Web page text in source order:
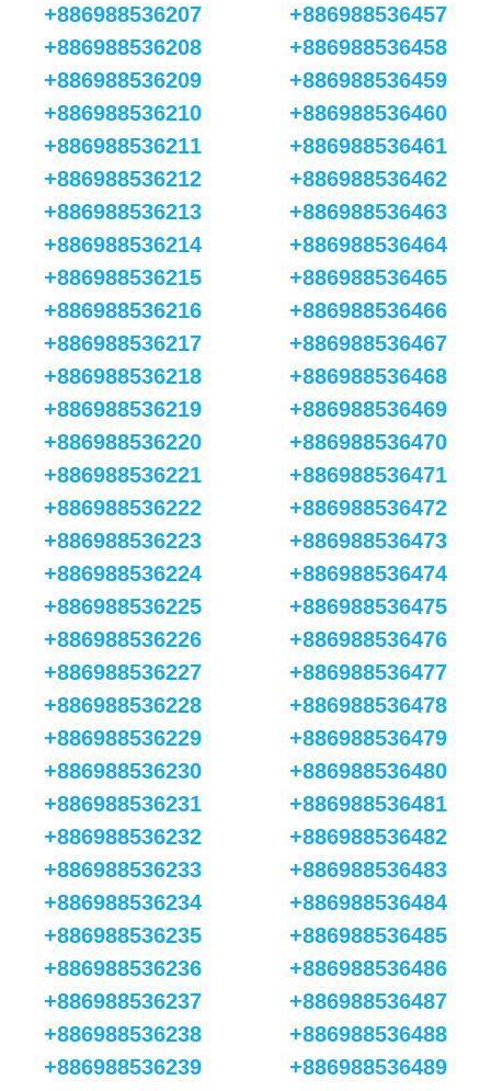
+886988536207
+886988536208
+886988536209
+886988536210
+886988536211
+886988536212
+886988536213
+886988536214
+886988536215
+886988536216
+886988536217
+886988536218
+886988536219
+886988536220
+886988536221
+886988536222
+886988536223
+886988536224
+886988536225
+886988536226
+886988536227
+886988536228
+886988536229
+886988536230
+886988536231
+886988536232
+886988536233
+886988536234
+886988536235
+886988536236
+886988536237
+886988536238
+886988536239
+886988536457
+886988536458
+886988536459
+886988536460
+886988536461
+886988536462
+886988536463
+886988536464
+886988536465
+886988536466
+886988536467
+886988536468
+886988536469
+886988536470
+886988536471
+886988536472
+886988536473
+886988536474
+886988536475
+886988536476
+886988536477
+886988536478
+886988536479
+886988536480
+886988536481
+886988536482
+886988536483
+886988536484
+886988536485
+886988536486
+886988536487
+886988536488
+886988536489